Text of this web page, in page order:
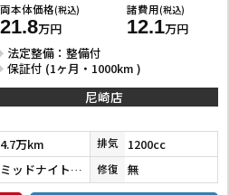
本体価格(税込)
万円
諸費用(税込)
12.1万円
法定整備：整備付
保証付 (1ヶ月・1000km )
尼崎店
4.7万km 排気 1200cc
ミッドナイトバイオレットメタリック 修復 無